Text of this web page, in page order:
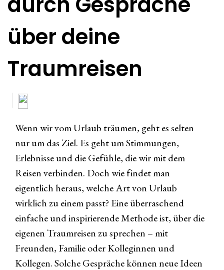
über deine
Traumreisen
Wenn wir vom Urlaub träumen, geht es selten
nur um das Ziel. Es geht um Stimmungen,
Erlebnisse und die Gefühle, die wir mit dem
Reisen verbinden. Doch wie findet man
eigentlich heraus, welche Art von Urlaub
wirklich zu einem passt? Eine überraschend
einfache und inspirierende Methode ist, über die
eigenen Traumreisen zu sprechen – mit
Freunden, Familie oder Kolleginnen und
Kollegen. Solche Gespräche können neue Ideen